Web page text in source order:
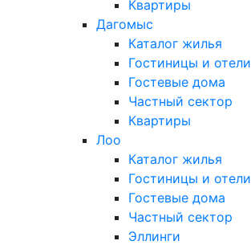
Квартиры
Дагомыс
Каталог жилья
Гостиницы и отели
Гостевые дома
Частный сектор
Квартиры
Лоо
Каталог жилья
Гостиницы и отели
Гостевые дома
Частный сектор
Эллинги